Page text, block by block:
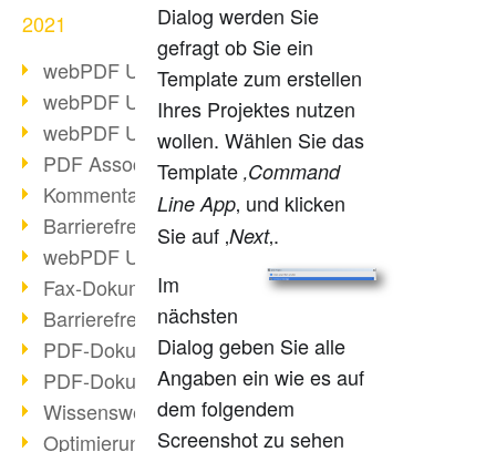
2021
webPDF Update 8.0.0.2376
webPDF Update 8.0.0.2374
webPDF Update 8.0.0.2372
PDF Association 2021 Entwicklungen
Kommentare im PDF einfügen
Barrierefreie PDF-Dokumente (3/3)
webPDF Update 8.0.0.2338
Fax-Dokumente in Workflow
Barrierefreie PDF-Dokumente (2/3)
PDF-Dokumente mit OCR optimieren
PDF-Dokumente barrierefrei?
Wissenswertes über E-Signatur
Optimierung des PDF-Formats
Dialog werden Sie
gefragt ob Sie ein
Template zum erstellen
Ihres Projektes nutzen
wollen. Wählen Sie das
Template ‚Command
Line App‚ und klicken
Sie auf ‚Next‚.
Im
nächsten
Dialog geben Sie alle
Angaben ein wie es auf
dem folgendem
Screenshot zu sehen